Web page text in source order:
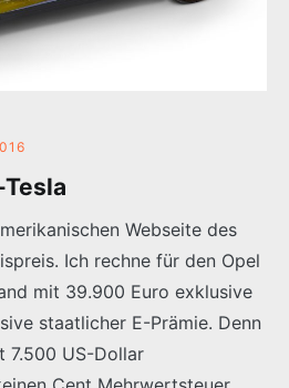
Webseite des
Ich rechne für den Opel
mit 39.900 Euro exklusive
staatlicher E-Prämie. Denn
7.500 US-Dollar